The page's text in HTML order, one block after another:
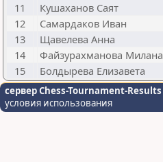
11
Кушаханов Саят
12
Самардаков Иван
13
Щавелева Анна
14
Файзурахманова Милана
15
Болдырева Елизавета
сервер Chess-Tournament-Results
условия использования